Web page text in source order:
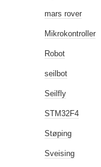
mars rover
Mikrokontroller
Robot
seilbot
Seilfly
STM32F4
Støping
Sveising